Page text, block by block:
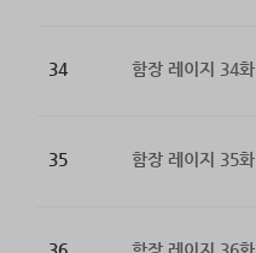
34 함장 레이지 34화
35 함장 레이지 35화